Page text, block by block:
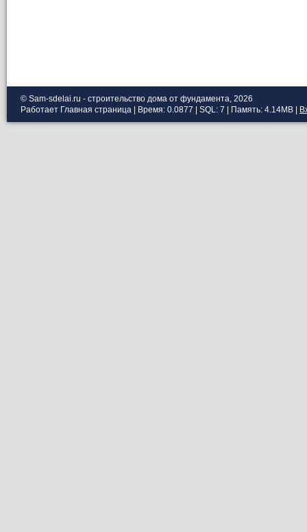
© Sam-sdelai.ru - строительство дома от фундамента, 2026
Работает Главная страница | Время: 0.0877 | SQL: 7 | Память: 4.14MB